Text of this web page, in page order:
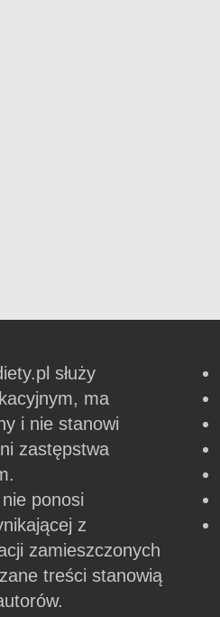
służy
ma
i nie stanowi
zastępstwa
ponosi
z
zamieszczonych
treści stanowią